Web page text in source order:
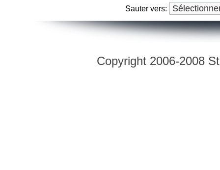
Sauter vers:
Copyright 2006-2008